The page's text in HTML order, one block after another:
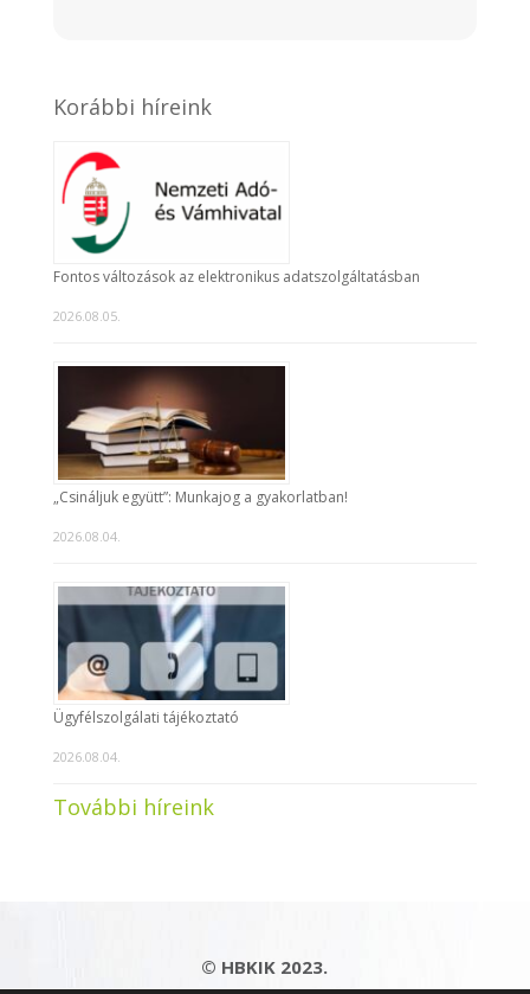
Korábbi híreink
Fontos változások az elektronikus adatszolgáltatásban
2026.08.05.
„Csináljuk együtt”: Munkajog a gyakorlatban!
2026.08.04.
Ügyfélszolgálati tájékoztató
2026.08.04.
További híreink
© HBKIK 2023.